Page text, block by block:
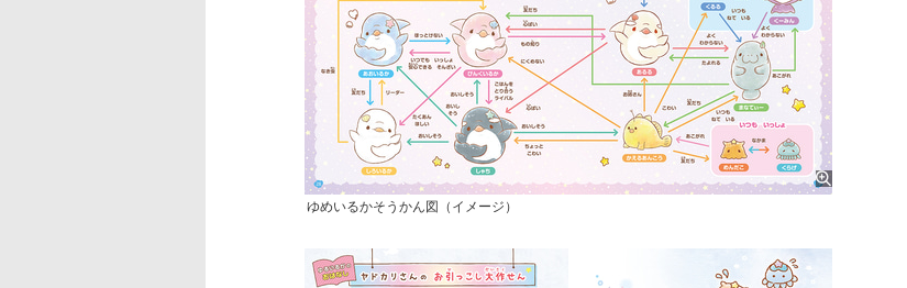
ゆめいるかそうかん図（イメージ）